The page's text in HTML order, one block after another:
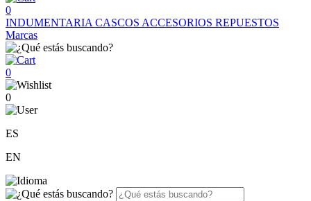
0
INDUMENTARIA CASCOS ACCESORIOS REPUESTOS
Marcas
0
0
ES
EN